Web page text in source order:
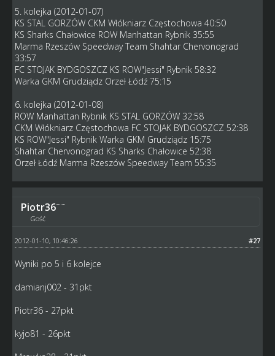
5. kolejka (2012-01-07)
KS STAL GORZÓW CKM Włókniarz Częstochowa 40:50
KS Sharks Chałowice ROW Manhattan Rybnik 35:55
Marma Rzeszów Speedway Team Shahtar Chervonograd
33:57
FC STOJAK BYDGOSZCZ KS ROW"Jessi" Rybnik 58:32
Warka GKM Grudziądz Orzeł Łódź 75:15
6. kolejka (2012-01-08)
ROW Manhattan Rybnik KS STAL GORZÓW 32:58
CKM Włókniarz Częstochowa FC STOJAK BYDGOSZCZ 52:38
KS ROW"Jessi" Rybnik Warka GKM Grudziądz 15:75
Shahtar Chervonograd KS Sharks Chałowice 52:38
Orzeł Łódź Marma Rzeszów Speedway Team 55:35
Piotr36
Gość
#27
2012-01-10, 10:46:26
Wyniki po 5 i 6 kolejce
damianj002 - 31pkt
Piotr36 - 27pkt
kyjo81 - 26pkt